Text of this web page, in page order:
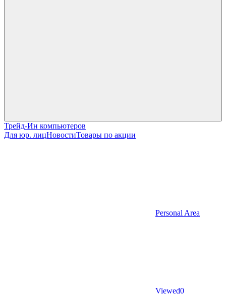
Трейд-Ин компьютеров
Для юр. лицНовостиТовары по акции
Personal Area
Viewed0